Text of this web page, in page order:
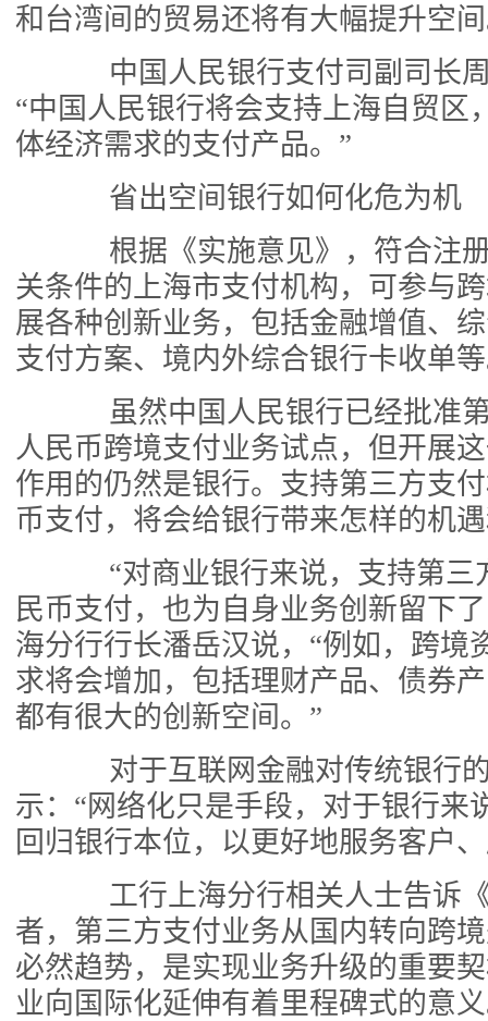
和台湾间的贸易还将有大幅提升空
中国人民银行支付司副司长周
“中国人民银行将会支持上海自贸区
体经济需求的支付产品。”
省出空间银行如何化危为机
根据《实施意见》，符合注册
关条件的上海市支付机构，可参与
展各种创新业务，包括金融增值、
支付方案、境内外综合银行卡收单
虽然中国人民银行已经批准第
人民币跨境支付业务试点，但开展
作用的仍然是银行。支持第三方支
币支付，将会给银行带来怎样的机
“对商业银行来说，支持第三
民币支付，也为自身业务创新留下
海分行行长潘岳汉说，“例如，跨境
求将会增加，包括理财产品、债券
都有很大的创新空间。”
对于互联网金融对传统银行的
示：“网络化只是手段，对于银行来
回归银行本位，以更好地服务客户
工行上海分行相关人士告诉《
者，第三方支付业务从国内转向跨
必然趋势，是实现业务升级的重要
业向国际化延伸有着里程碑式的意